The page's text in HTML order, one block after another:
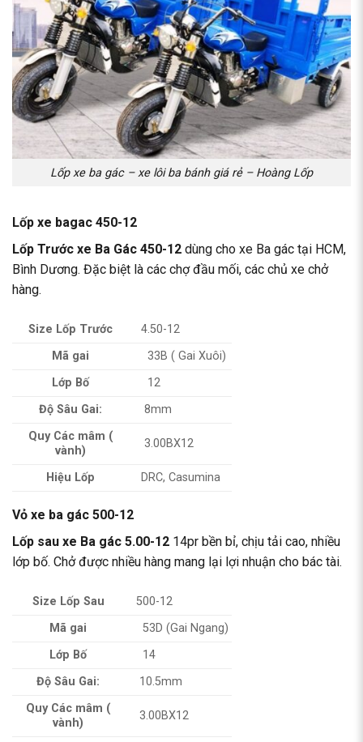
Lốp xe ba gác – xe lôi ba bánh giá rẻ – Hoàng Lốp
Lốp xe bagac 450-12
Lốp Trước xe Ba Gác 450-12 dùng cho xe Ba gác tại HCM,
Bình Dương. Đặc biệt là các chợ đầu mối, các chủ xe chở
hàng.
Size Lốp Trước
4.50-12
Mã gai
33B ( Gai Xuôi)
Lớp Bố
12
Độ Sâu Gai:
8mm
Quy Các mâm (
vành)
3.00BX12
Hiệu Lốp DRC, Casumina
Vỏ xe ba gác 500-12
Lốp sau xe Ba gác 5.00-12 14pr bền bỉ, chịu tải cao, nhiều
lớp bố. Chở được nhiều hàng mang lại lợi nhuận cho bác tài.
Size Lốp Sau
500-12
Mã gai
53D (Gai Ngang)
Lớp Bố
14
Độ Sâu Gai:
10.5mm
Quy Các mâm (
vành)
3.00BX12